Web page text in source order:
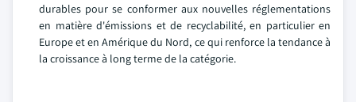
durables pour se conformer aux nouvelles réglementations
en matière d'émissions et de recyclabilité, en particulier en
Europe et en Amérique du Nord, ce qui renforce la tendance à
la croissance à long terme de la catégorie.